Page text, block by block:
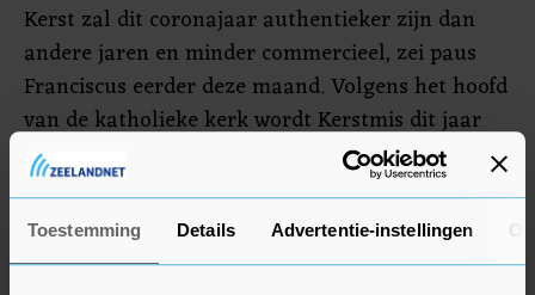
Toestemming Details Advertentie-instellingen
Kerst zal dit coronajaar authentieker zijn dan
andere jaren en minder commercieel, zei paus
Franciscus eerder deze maand. Volgens het hoofd
van de katholieke kerk wordt Kerstmis dit jaar
gevierd met "beperkingen en onbehagen". Hij
hoopt dat de viering van de geboorte van Jezus
Christus daardoor "religieuzer, authentieker en
echter" wordt.